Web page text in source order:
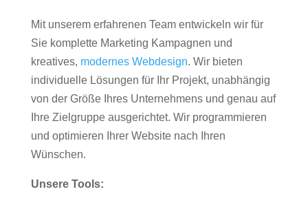
Mit unserem erfahrenen Team entwickeln wir für
Sie komplette Marketing Kampagnen und
kreatives, modernes Webdesign. Wir bieten
individuelle Lösungen für Ihr Projekt, unabhängig
von der Größe Ihres Unternehmens und genau auf
Ihre Zielgruppe ausgerichtet. Wir programmieren
und optimieren Ihrer Website nach Ihren
Wünschen.
Unsere Tools: